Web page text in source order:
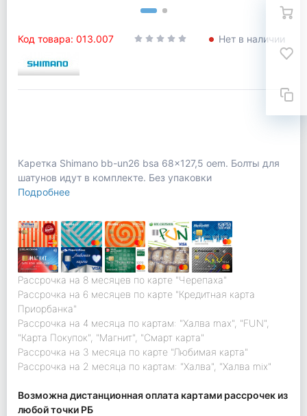
Код товара: 013.007 Нет в наличии
Каретка Shimano bb-un26 bsa 68x127,5 oem. Болты для
шатунов идут в комплекте. Без упаковки
Подробнее
Рассрочка на 8 месяцев по карте "Черепаха"
Рассрочка на 6 месяцев по карте "Кредитная карта
Приорбанка"
Рассрочка на 4 месяца по картам: "Халва max", "FUN",
"Карта Покупок", "Магнит", "Смарт карта"
Рассрочка на 3 месяца по карте "Любимая карта"
Рассрочка на 2 месяца по картам: "Халва", "Халва mix"
Возможна дистанционная оплата картами рассрочек из
любой точки РБ